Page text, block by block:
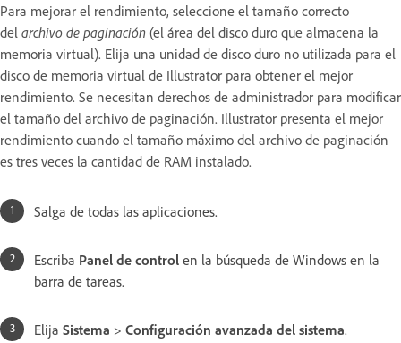
Para mejorar el rendimiento, seleccione el tamaño correcto
del archivo de paginación (el área del disco duro que almacena la
memoria virtual). Elija una unidad de disco duro no utilizada para el
disco de memoria virtual de Illustrator para obtener el mejor
rendimiento. Se necesitan derechos de administrador para modificar
el tamaño del archivo de paginación. Illustrator presenta el mejor
rendimiento cuando el tamaño máximo del archivo de paginación
es tres veces la cantidad de RAM instalado.
Salga de todas las aplicaciones.
Escriba Panel de control en la búsqueda de Windows en la
barra de tareas.
Elija Sistema > Configuración avanzada del sistema.